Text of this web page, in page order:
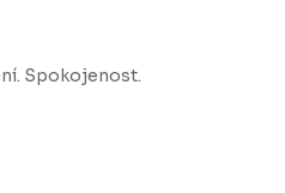
Spokojenost.